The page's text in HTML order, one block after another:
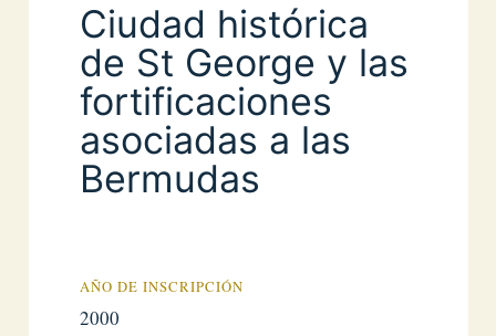
Ciudad histórica
de St George y las
fortificaciones
asociadas a las
Bermudas
AÑO DE INSCRIPCIÓN
2000